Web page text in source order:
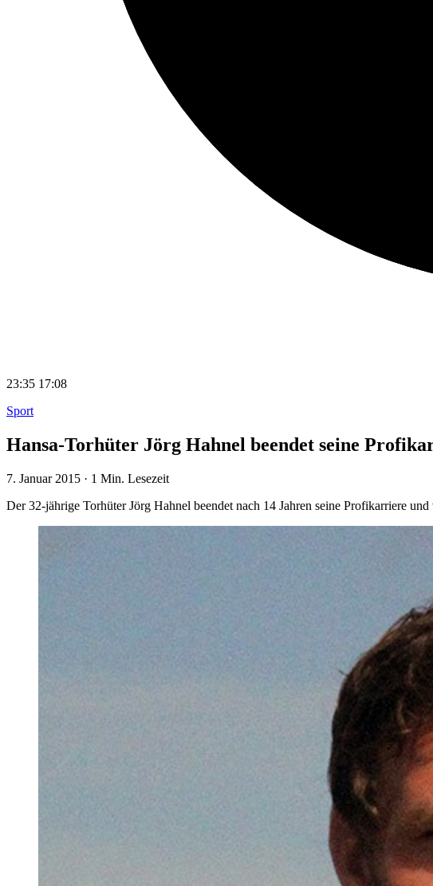
23:35 17:08
Sport
Hansa-Torhüter Jörg Hahnel beendet seine
7. Januar 2015 · 1 Min. Lesezeit
Der 32-jährige Torhüter Jörg Hahnel beendet nach 14 Jahren seine Profikarriere